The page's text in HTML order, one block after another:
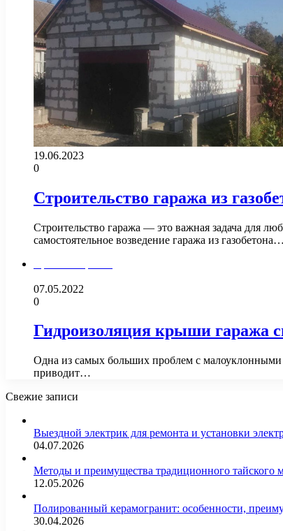
19.06.2023
0
Строительство гаража из
Строительство гаража — это важная задача для
самостоятельное возведение гаража из газобетона…
07.05.2022
0
Гидроизоляция крыши гаража
Одна из самых больших проблем с малоуклонными
приводит…
Свежие записи
Выездной электрик для ремонта и установки
04.07.2026
Методы и преимущества традиционного тайского
12.05.2026
Полированный керамогранит: особенности,
30.04.2026